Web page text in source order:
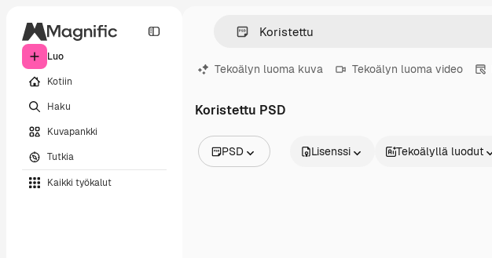
Luo
Kotiin
Haku
Kuvapankki
Tutkia
Kaikki työkalut
Tekoälyn luoma kuva Tekoälyn luoma video
Koristettu PSD
PSD Lisenssi Tekoälyllä luodut